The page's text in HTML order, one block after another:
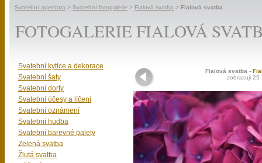
Svatební agentura > Svatební fotogalerie > Fialová svatba > Fialová svatba
FOTOGALERIE FIALOVÁ
Fialová svatba -
zobrazuji 25
Svatební kytice a dekorace
Svatební šaty
Svatební dorty
Svatební účesy a líčení
Svatební oznámení
Svatební hudba
Svatební barevné palety
Zelená svatba
Žlutá svatba